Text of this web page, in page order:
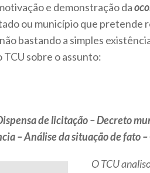
e demonstração da
ou município que pretende
bastando a simples
TCU sobre o assunto:
de licitação – Decreto
– Análise da situação de fato
O TCU